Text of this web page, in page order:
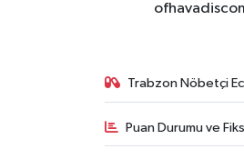
Trabzon Nöbetçi
Puan Durumu ve